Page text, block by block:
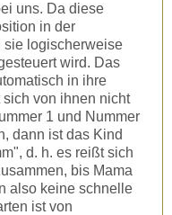
uns. Da diese
in der
sie logischerweise
wird. Das
in ihre
von ihnen nicht
1 und Nummer
dann ist das Kind
d. h. es reißt sich
bis Mama
also keine schnelle
ist von